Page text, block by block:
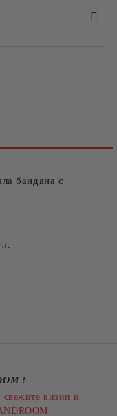
данни
бандана с
!
свежите визии и